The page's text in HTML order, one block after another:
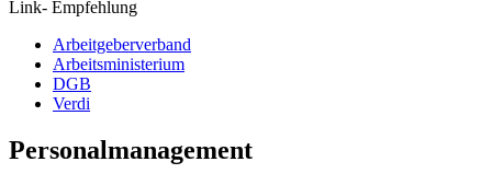
Link- Empfehlung
Arbeitgeberverband
Arbeitsministerium
DGB
Verdi
Personalmanagement